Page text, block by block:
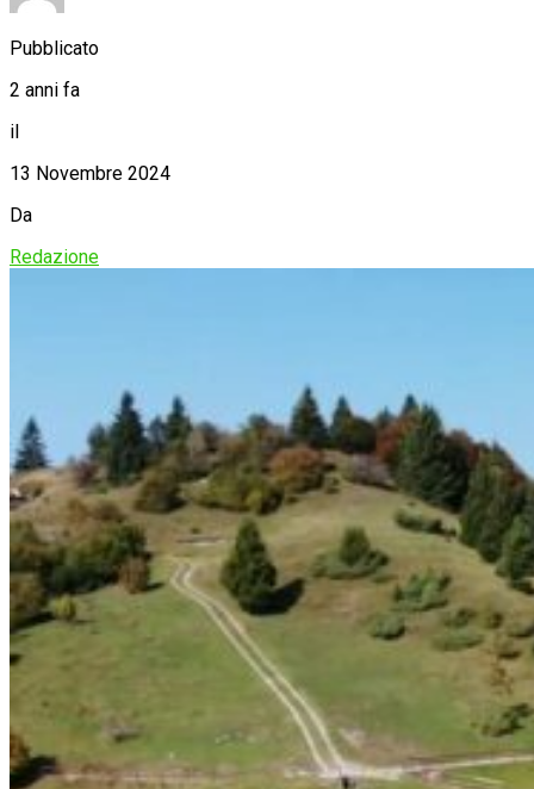
Pubblicato
2 anni fa
il
13 Novembre 2024
Da
Redazione